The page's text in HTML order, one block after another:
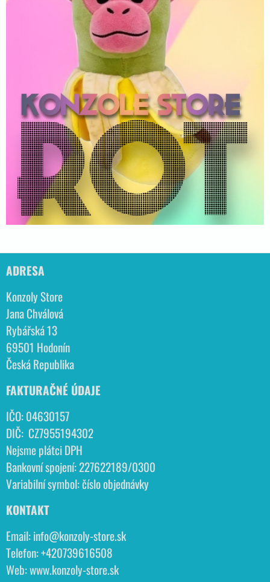
ADRESA
Konzoly Store
Jana Chválová
Rybářská 13
69501 Hodonín
Česká Republika
FAKTURAČNÉ ÚDAJE
IČO: 04630157
DIČ: CZ7955194302
Nejsme plátci DPH
Bankovní spojení: 227622189/0300
Variabilní symbol: číslo objednávky
KONTAKT
Email:info@konzoly-store.sk
Telefon:+420739616508
Web:www.konzoly-store.sk